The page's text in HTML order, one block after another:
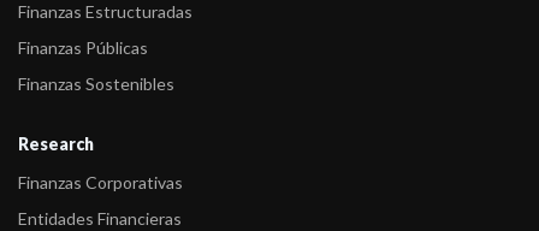
Finanzas Estructuradas
Finanzas Públicas
Finanzas Sostenibles
Research
Finanzas Corporativas
Entidades Financieras